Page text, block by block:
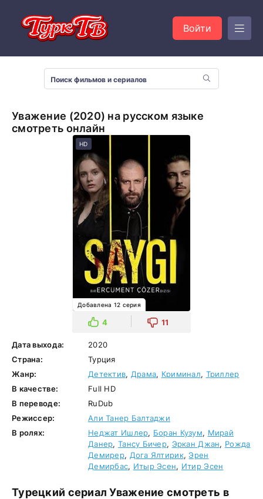
Войти
Уважение (2020) на русском языке
смотреть онлайн
HD
Добавлена 12 серия
4 11
Дата выхода:
2020
Страна:
Турция
Жанр:
Детектив, Драма, Криминал, Триллер
В качестве:
Full HD
В переводе:
RuDub
Режиссер:
Али Танер Балтаджи
В ролях:
Неджат Ишлер, Боран Кузум, Мирай
Данер, Тансу Бичер, Эркан Джан, Рожда
Демирер, Дога Ялтирик,Эрен
Демирбас, Итыр Эсен, Итир Эсен
Турецкий сериал Уважение смотреть в